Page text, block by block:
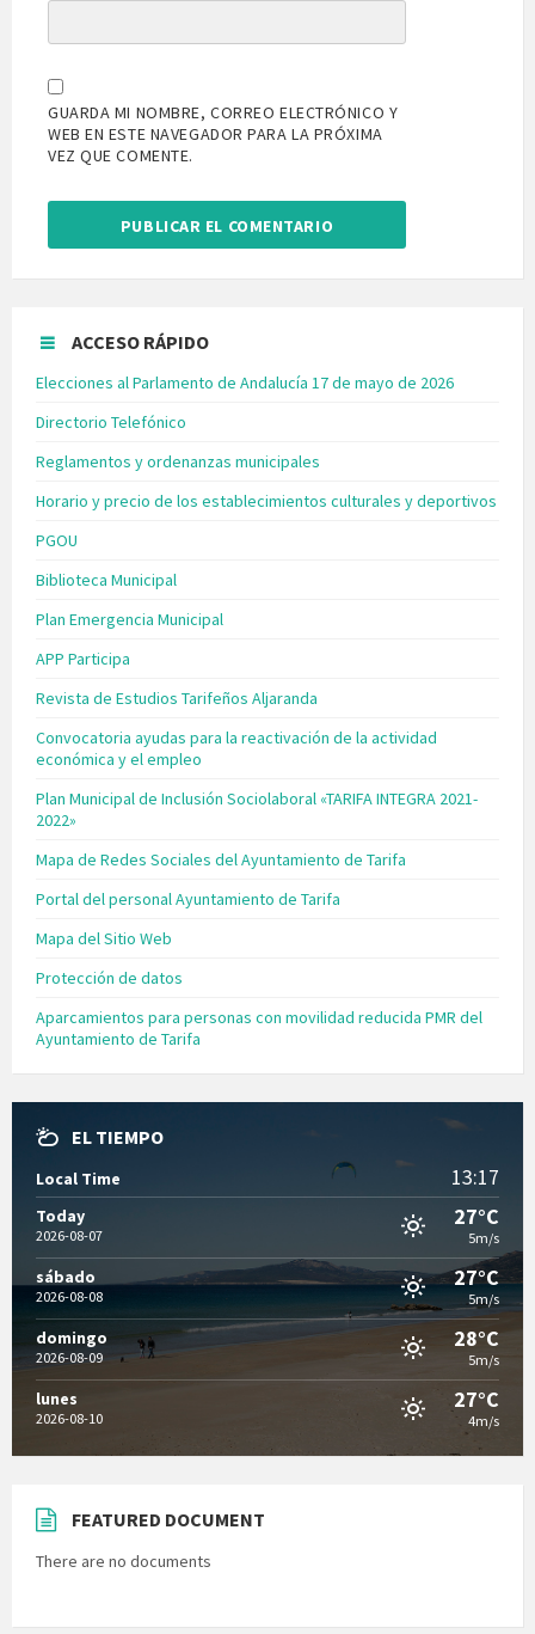
GUARDA MI NOMBRE, CORREO ELECTRÓNICO Y
WEB EN ESTE NAVEGADOR PARA LA PRÓXIMA
VEZ QUE COMENTE.
ACCESO RÁPIDO
Elecciones al Parlamento de Andalucía 17 de mayo de 2026
Directorio Telefónico
Reglamentos y ordenanzas municipales
Horario y precio de los establecimientos culturales y deportivos
PGOU
Biblioteca Municipal
Plan Emergencia Municipal
APP Participa
Revista de Estudios Tarifeños Aljaranda
Convocatoria ayudas para la reactivación de la actividad
económica y el empleo
Plan Municipal de Inclusión Sociolaboral «TARIFA INTEGRA 2021-
2022»
Mapa de Redes Sociales del Ayuntamiento de Tarifa
Portal del personal Ayuntamiento de Tarifa
Mapa del Sitio Web
Protección de datos
Aparcamientos para personas con movilidad reducida PMR del
Ayuntamiento de Tarifa
EL TIEMPO
Local Time 13:17
Today
2026-08-07
27°C
5m/s
sábado
2026-08-08
27°C
5m/s
domingo
2026-08-09
28°C
5m/s
lunes
2026-08-10
27°C
4m/s
FEATURED DOCUMENT
There are no documents